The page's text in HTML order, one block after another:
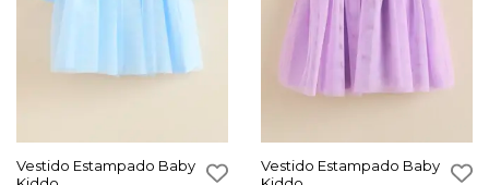
Vestido Estampado Baby
Vestido Estampado Baby